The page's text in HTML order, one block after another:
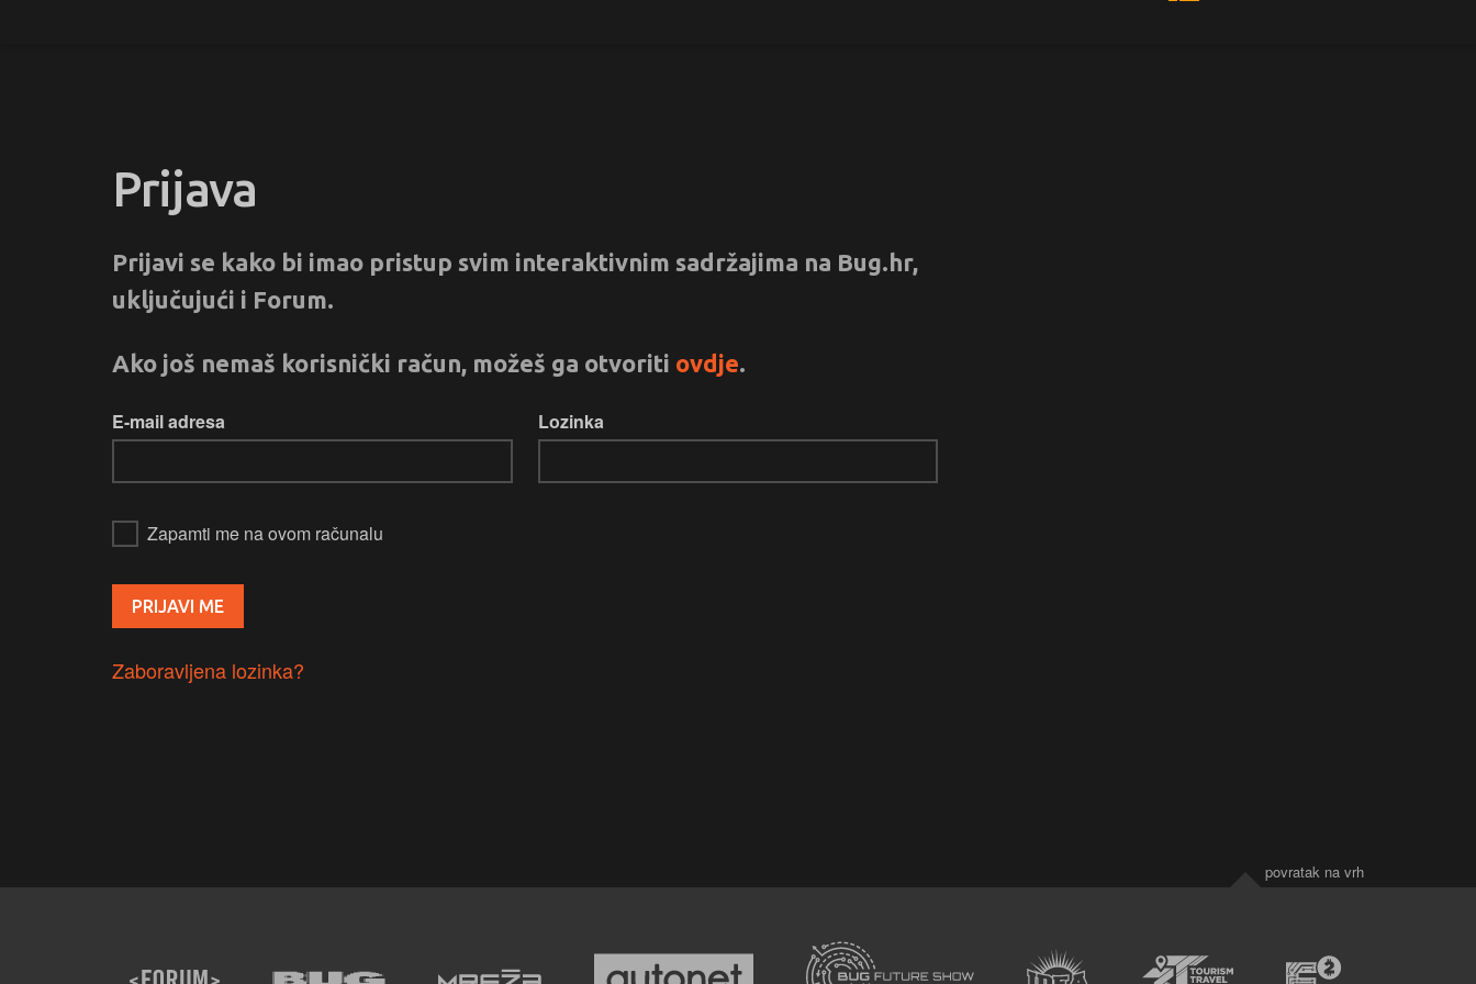
Prijava
Prijavi se kako bi imao pristup svim interaktivnim sadržajima na Bug.hr,
uključujući i Forum.
Ako još nemaš korisnički račun, možeš ga otvoriti ovdje.
E-mail adresa Lozinka
Zapamti me na ovom računalu
Zaboravljena lozinka?
povratak na vrh